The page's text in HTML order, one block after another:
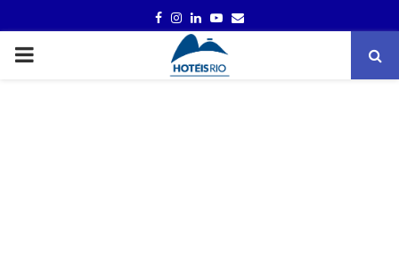
FACEBOOK
INSTAGRAM
LINKEDINYOUTUBE
EMAIL
PRIMARY